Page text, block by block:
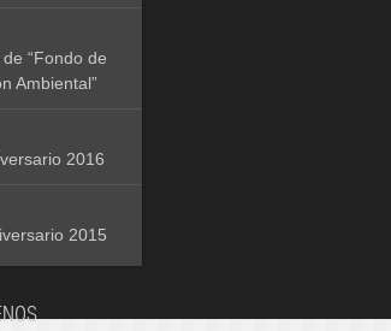
“Fondo de
Ambiental”
2016
2015